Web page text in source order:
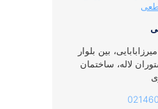
بین بلوار
لاله، ساختمان